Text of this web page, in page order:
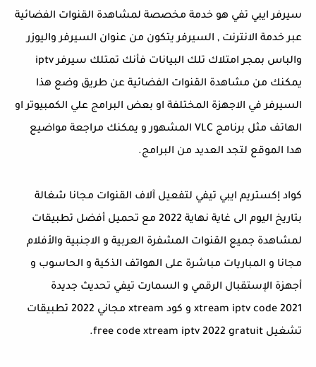
سيرفر ايبي تفي هو خدمة مخصصة لمشاهدة القنوات الفضائية
عبر خدمة الانترنت , السيرفر يتكون من عنوان السيرفر واليوزر
والباس بمجر امتلاك تلك البيانات فأنك تمتلك سيرفر iptv
يمكنك من مشاهدة القنوات الفضائية عن طريق وضع هذا
السيرفر في الاجهزة المختلفة او بعض البرامج علي الكمبيوتر او
الهاتف مثل برنامج VLC المشهور و يمكنك مراجعة مواضيع
هدا الموقع لتجد العديد من البرامج.
كواد إكستريم ايبي تيفي لتفعيل آلاف القنوات مجانا شغالة
بتاريخ اليوم الى غاية نهاية 2022 مع تحميل أفضل تطبيقات
لمشاهدة جميع القنوات المشفرة العربية و الاجنبية والأفلام
مجانا و المباريات مباشرة على الهواتف الذكية و الحاسوب و
أجهزة الإستقبال الرقمي و السمارت تيفي تحديث جديدة
xtream iptv code 2021 و كود xtream مجاني 2022 تطبيقات
تشغيل free code xtream iptv 2022 gratuit.